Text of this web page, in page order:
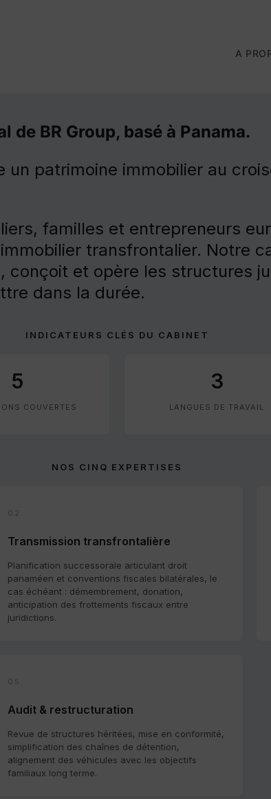
A
BR Group, basé à Panama.
patrimoine immobilier au
familles et entrepreneurs
transfrontalier. Notre
conçoit et opère les structures
dans la durée.
INDICATEURS CLÉS DU CABINET
5
COUVERTES
3
LANGUES DE TRAVAIL
NOS CINQ EXPERTISES
02
Transmission transfrontalière
Planification successorale articulant droit
panaméen et conventions fiscales bilatérales, le
cas échéant : démembrement, donation,
anticipation des frottements fiscaux entre
juridictions.
05
Audit & restructuration
Revue de structures héritées, mise en conformité,
simplification des chaînes de détention,
alignement des véhicules avec les objectifs
familiaux long terme.